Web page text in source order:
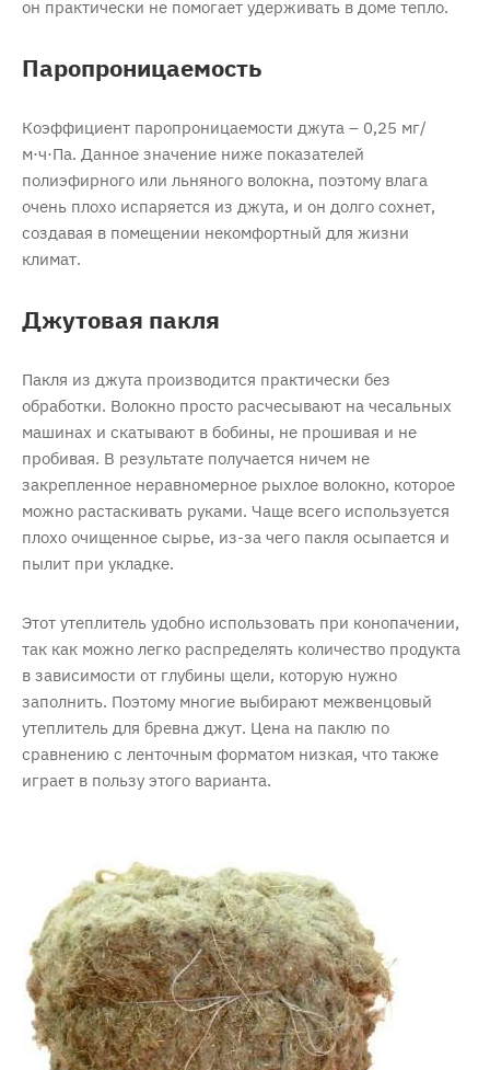
он практически не помогает удерживать в доме тепло.
Паропроницаемость
Коэффициент паропроницаемости джута – 0,25 мг/
м·ч·Па. Данное значение ниже показателей
полиэфирного или льняного волокна, поэтому влага
очень плохо испаряется из джута, и он долго сохнет,
создавая в помещении некомфортный для жизни
климат.
Джутовая пакля
Пакля из джута производится практически без
обработки. Волокно просто расчесывают на чесальных
машинах и скатывают в бобины, не прошивая и не
пробивая. В результате получается ничем не
закрепленное неравномерное рыхлое волокно, которое
можно растаскивать руками. Чаще всего используется
плохо очищенное сырье, из-за чего пакля осыпается и
пылит при укладке.
Этот утеплитель удобно использовать при конопачении,
так как можно легко распределять количество продукта
в зависимости от глубины щели, которую нужно
заполнить. Поэтому многие выбирают межвенцовый
утеплитель для бревна джут. Цена на паклю по
сравнению с ленточным форматом низкая, что также
играет в пользу этого варианта.